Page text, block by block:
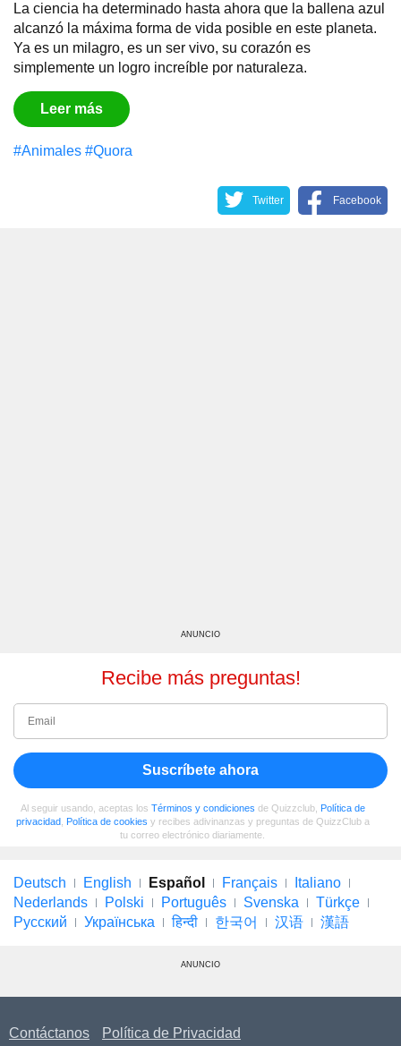
La ciencia ha determinado hasta ahora que la ballena azul
alcanzó la máxima forma de vida posible en este planeta.
Ya es un milagro, es un ser vivo, su corazón es
simplemente un logro increíble por naturaleza.
Leer más
#Animales #Quora
Twitter Facebook
ANUNCIO
Recibe más preguntas!
Suscríbete ahora
Al seguir usando, aceptas los Términos y condiciones de Quizzclub,
Política de
privacidad
Política de cookies y recibes adivinanzas y preguntas de QuizzClub a
tu correo electrónico diariamente.
Deutsch English Español Français
Italiano
Nederlands
Polski Português Svenska
Türkçe
Русский
Українська हिन्दी 한국어 汉语 漢語
ANUNCIO
Contáctanos
Política de Privacidad